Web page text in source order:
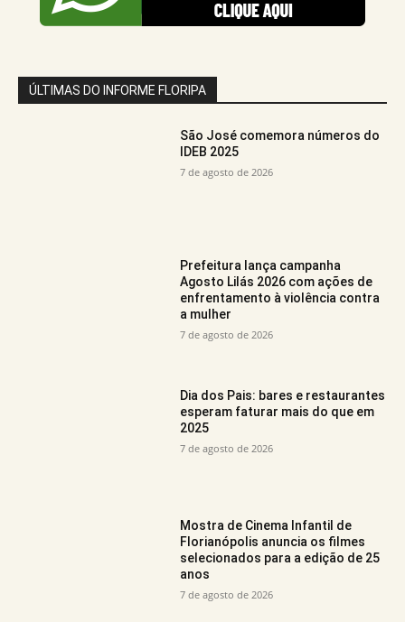
ÚLTIMAS DO INFORME FLORIPA
São José comemora números do
IDEB 2025
7 de agosto de 2026
Prefeitura lança campanha
Agosto Lilás 2026 com ações de
enfrentamento à violência contra
a mulher
7 de agosto de 2026
Dia dos Pais: bares e restaurantes
esperam faturar mais do que em
2025
7 de agosto de 2026
Mostra de Cinema Infantil de
Florianópolis anuncia os filmes
selecionados para a edição de 25
anos
7 de agosto de 2026